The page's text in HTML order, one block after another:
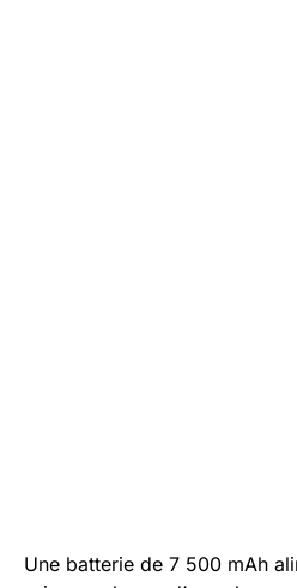
Une batterie de 7 500 mAh